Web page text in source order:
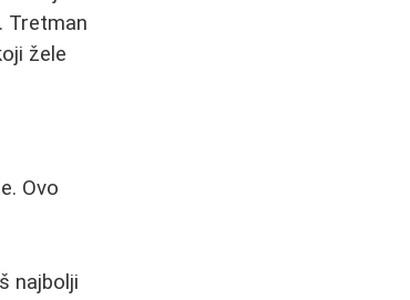
Tretman
žele
Ovo
najbolji